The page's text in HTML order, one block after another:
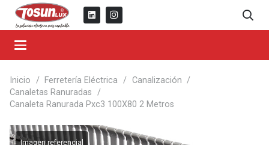
Inicio / Ferretería Eléctrica / Canalización /
Canaletas Ranuradas /
Canaleta Ranurada Pxc3 100X80 2 Metros